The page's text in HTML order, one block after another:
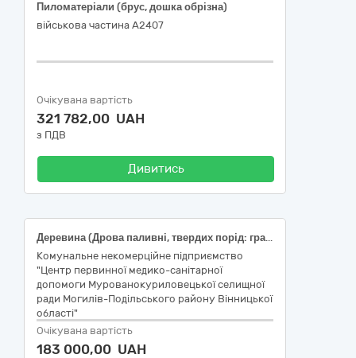
Пиломатеріали (брус, дошка обрізна)
військова частина А2407
Очікувана вартість
321 782,00 UAH
з ПДВ
Дивитись
Деревина (Дрова паливні, твердих порід: граб, ясен, дуб)
Комунальне некомерційне підприємство
"Центр первинної медико-санітарної
допомоги Мурованокуриловецької селищної
ради Могилів-Подільського району Вінницької
області"
Очікувана вартість
183 000,00 UAH